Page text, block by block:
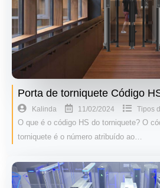
Porta de torniquete Código
Kalinda 11/02/2024 Tipos
O que é o código HS do torniquete? O
torniquete é o número atribuído ao…